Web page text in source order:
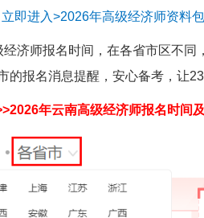
立即进入>2026年高级经济师资料
经济师报名时间，在各省市区不同
的报名消息提醒，安心备考，让
年云南高级经济师报名时间